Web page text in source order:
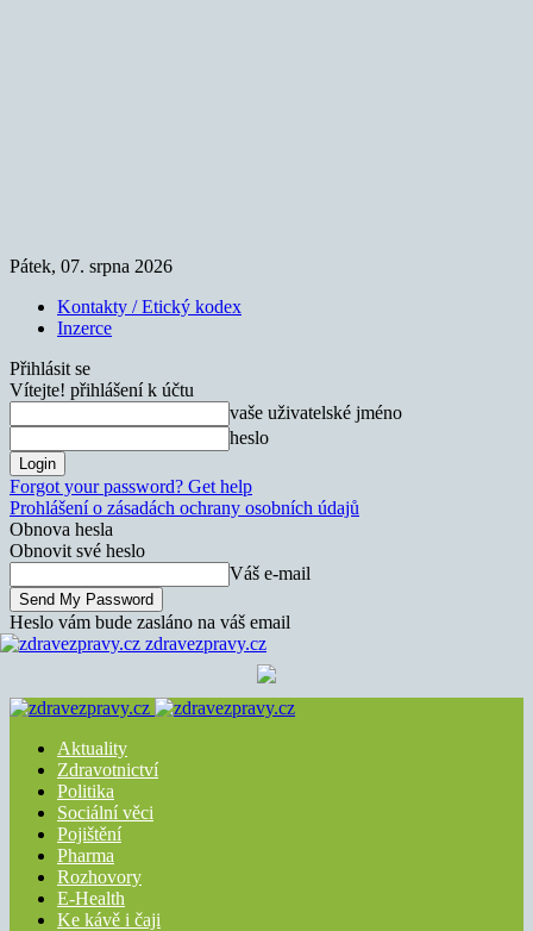
Pátek, 07. srpna 2026
Kontakty / Etický kodex
Inzerce
Přihlásit se
Vítejte! přihlášení k účtu
vaše uživatelské jméno
heslo
Forgot your password? Get help
Prohlášení o zásadách ochrany osobních údajů
Obnova hesla
Obnovit své heslo
Váš e-mail
Heslo vám bude zasláno na váš email
zdravezpravy.cz
Aktuality
Zdravotnictví
Politika
Sociální věci
Pojištění
Pharma
Rozhovory
E-Health
Ke kávě i čaji